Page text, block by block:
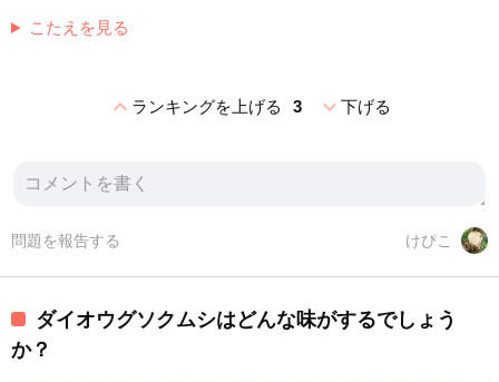
こたえを見る
expand_lessランキングを上げる 3 expand_more下げる
けぴこ
問題を報告する
ダイオウグソクムシはどんな味がするでしょう
か？